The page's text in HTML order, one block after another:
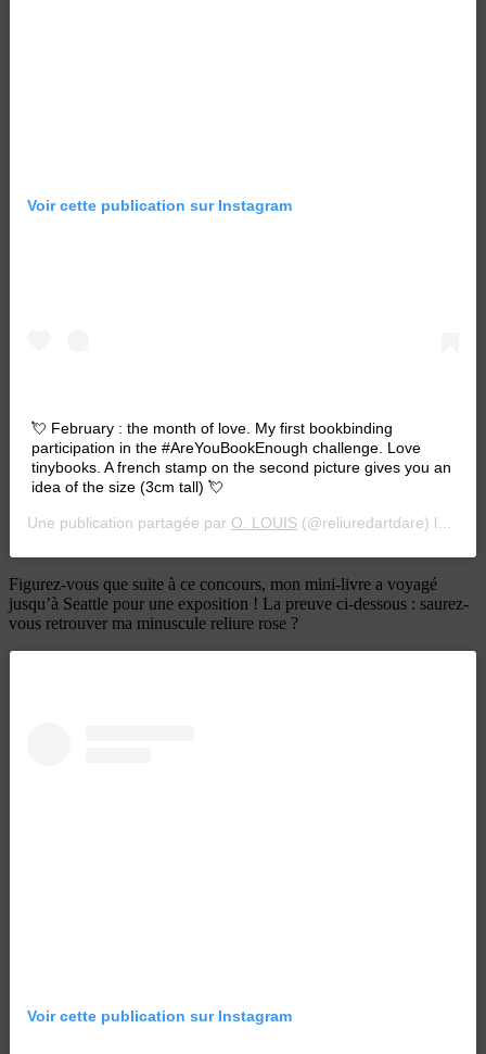
Voir cette publication sur Instagram
💘 February : the month of love. My first bookbinding
participation in the #AreYouBookEnough challenge. Love
tinybooks. A french stamp on the second picture gives you an
idea of the size (3cm tall) 💘
Une publication partagée par O. LOUIS (@reliuredartdare) le
Figurez-vous que suite à ce concours, mon mini-livre a voyagé
jusqu’à Seattle pour une exposition ! La preuve ci-dessous : saurez-
vous retrouver ma minuscule reliure rose ?
Voir cette publication sur Instagram